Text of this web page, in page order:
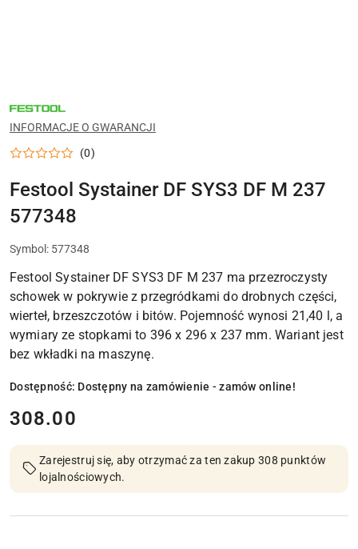
NARZĘDZIA
FESTOOL
DO
WARSZTATU,
MONTAŻU
WYKOŃCZENIOWYCH
INFORMACJE O GWARANCJI
(0)
Festool Systainer DF SYS3 DF M 237
577348
Symbol: 577348
Festool Systainer DF SYS3 DF M 237 ma przezroczysty
schowek w pokrywie z przegródkami do drobnych części,
wierteł, brzeszczotów i bitów. Pojemność wynosi 21,40 l, a
wymiary ze stopkami to 396 x 296 x 237 mm. Wariant jest
bez wkładki na maszynę.
Dostępność: Dostępny na zamówienie - zamów online!
cena:
308.00
Zarejestruj się, aby otrzymać za ten zakup 308 punktów
lojalnościowych.